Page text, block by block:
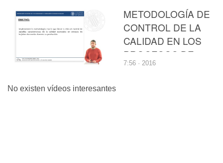
METODOLOGÍA DE
CONTROL DE LA
CALIDAD EN LOS
PROCESOS DE
FABRICACIÓN DE
7:56 · 2016
No existen vídeos interesantes